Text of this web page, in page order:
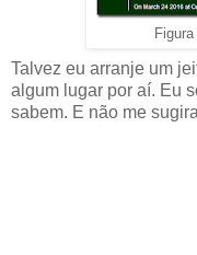
Talvez eu arranje um
algum lugar por aí. Eu
sabem. E não me